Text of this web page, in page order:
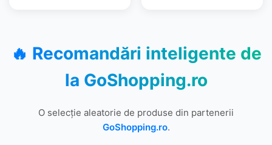
🔥 Recomandări inteligente de
la GoShopping.ro
O selecție aleatorie de produse din partenerii
GoShopping.ro.